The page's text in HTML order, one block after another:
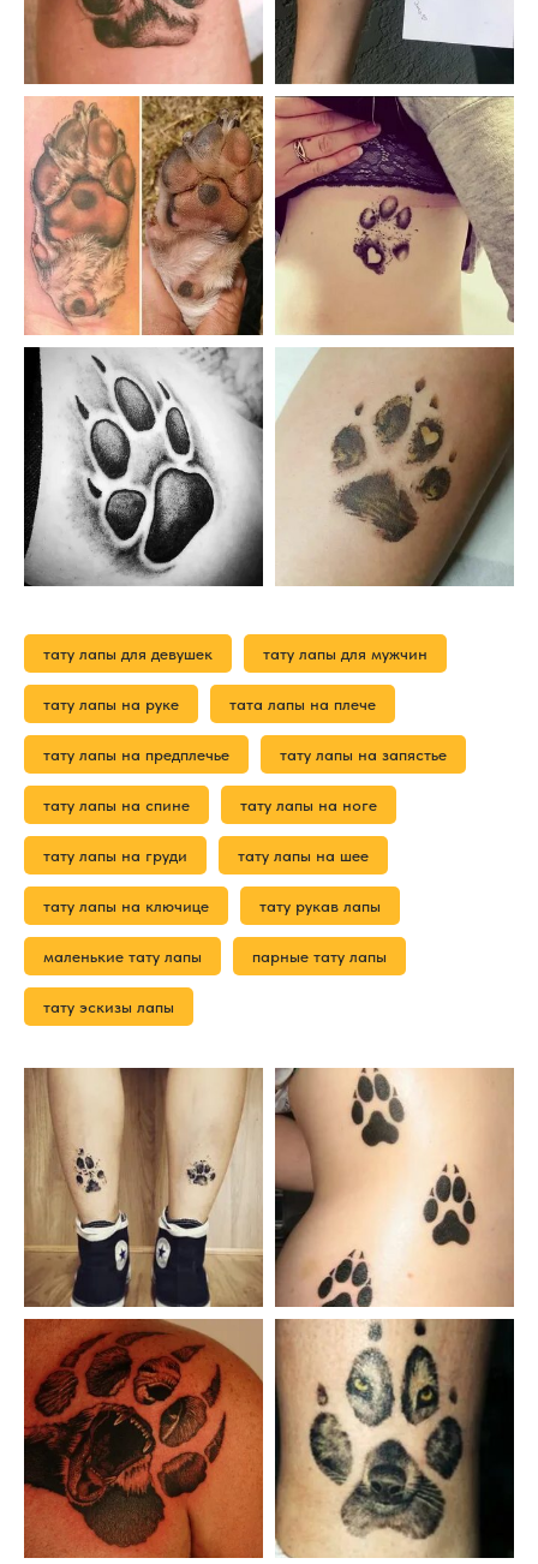
тату лапы для девушек тату лапы для мужчин
тату лапы на руке тата лапы на плече
тату лапы на предплечье тату лапы на запястье
тату лапы на спине тату лапы на ноге
тату лапы на груди тату лапы на шее
тату лапы на ключице тату рукав лапы
маленькие тату лапы парные тату лапы
тату эскизы лапы